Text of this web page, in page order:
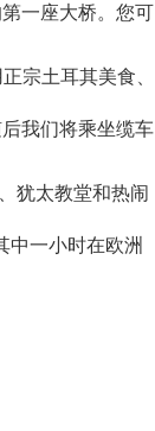
一座大桥。您可
宗土耳其美食、
我们将乘坐缆车
犹太教堂和热闹
中一小时在欧洲